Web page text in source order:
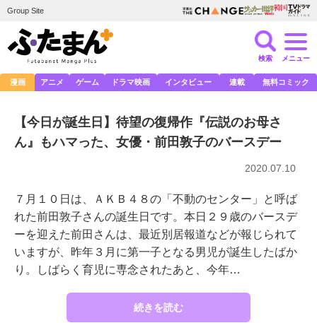
Group Site
検索 メニュー
漫画 アニメ ゲーム ドラマ映画 インタビュー 連載 無料コミック
【今日が誕生日】待望の復帰作『伝説のお母さ
ん』もハマった、女優・前田敦子のバースデー
2020.07.10
７月１０日は、ＡＫＢ４８の「不動のセンター」と呼ば
れた前田敦子さんの誕生日です。本日２９歳のバースデ
ーを迎えた前田さんは、最近別居報道などが報じられて
いますが、昨年３月に第一子となる男児が誕生したばか
り。しばらく育児に専念されたあと、今年…
続きを読む